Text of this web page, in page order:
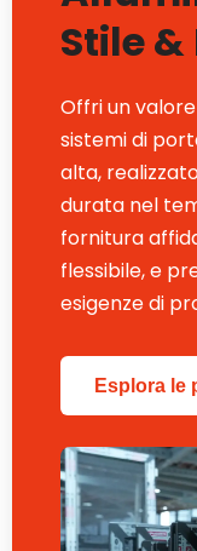
Stile
Offri un
sistemi di
alta,
durata nel
fornitura
flessibile, e
esigenze di
Esplora le